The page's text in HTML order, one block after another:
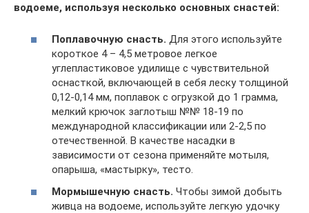
водоеме, используя несколько основных снастей:
Поплавочную снасть. Для этого используйте
короткое 4 – 4,5 метровое легкое
углепластиковое удилище с чувствительной
оснасткой, включающей в себя леску толщиной
0,12-0,14 мм, поплавок с огрузкой до 1 грамма,
мелкий крючок заглотыш №№ 18-19 по
международной классификации или 2-2,5 по
отечественной. В качестве насадки в
зависимости от сезона применяйте мотыля,
опарыша, «мастырку», тесто.
Мормышечную снасть. Чтобы зимой добыть
живца на водоеме, используйте легкую удочку